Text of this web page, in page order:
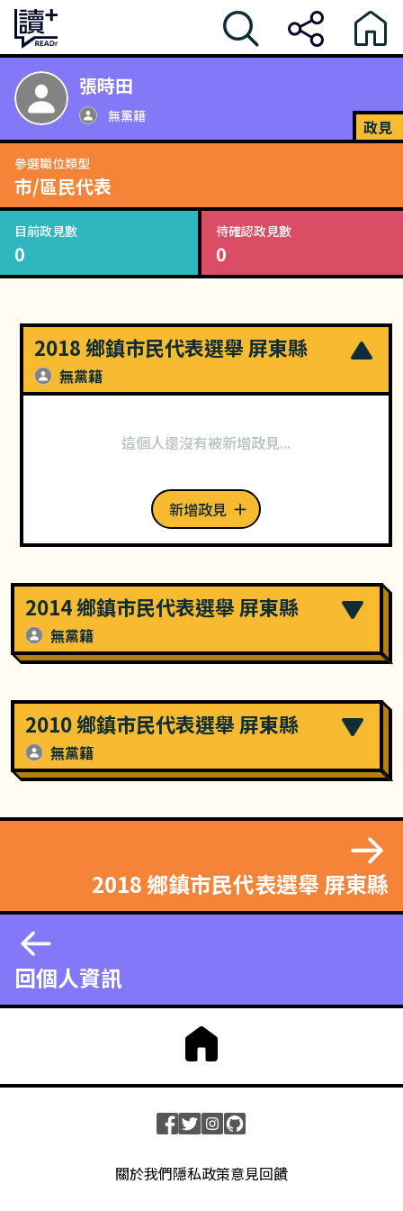
張時田
無黨籍
政見
參選職位類型
市/區民代表
目前政見數
0
待確認政見數
0
2018 鄉鎮市民代表選舉 屏東縣
無黨籍
這個人還沒有被新增政見...
新增政見
2014 鄉鎮市民代表選舉 屏東縣
無黨籍
2010 鄉鎮市民代表選舉 屏東縣
無黨籍
回個人資訊
2018 鄉鎮市民代表選舉 屏東縣
關於我們隱私政策意見回饋